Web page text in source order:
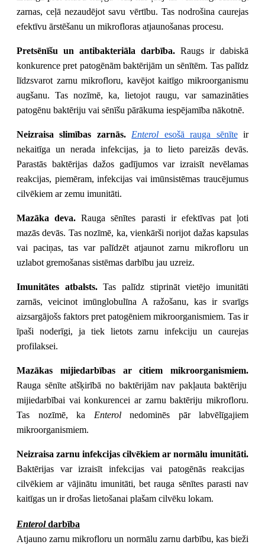
zarnas, ceļā nezaudējot savu vērtību. Tas nodrošina caurejas
efektīvu ārstēšanu un mikrofloras atjaunošanas procesu.
Pretsēnīšu un antibakteriāla darbība. Raugs ir dabiskā
konkurence pret patogēnām baktērijām un sēnītēm. Tas palīdz
līdzsvarot zarnu mikrofloru, kavējot kaitīgo mikroorganismu
augšanu. Tas nozīmē, ka, lietojot raugu, var samazināties
patogēnu baktēriju vai sēnīšu pārākuma iespējamība nākotnē.
Neizraisa slimības zarnās. Enterol esošā rauga sēnīteir
nekaitīga un nerada infekcijas, ja to lieto pareizās devās.
Parastās baktērijas dažos gadījumos var izraisīt nevēlamas
reakcijas, piemēram, infekcijas vai imūnsistēmas traucējumus
cilvēkiem ar zemu imunitāti.
Mazāka deva. Rauga sēnītes parasti ir efektīvas pat ļoti
mazās devās. Tas nozīmē, ka, vienkārši norijot dažas kapsulas
vai paciņas, tas var palīdzēt atjaunot zarnu mikrofloru un
uzlabot gremošanas sistēmas darbību jau uzreiz.
Imunitātes atbalsts.Tas palīdz stiprināt vietējo imunitāti
zarnās, veicinot imūnglobulīna A ražošanu, kas ir svarīgs
aizsargājošs faktors pret patogēniem mikroorganismiem. Tas ir
īpaši noderīgi, ja tiek lietots zarnu infekciju un caurejas
profilaksei.
Mazākas mijiedarbības ar citiem mikroorganismiem.
Rauga sēnīte atšķirībā no baktērijām nav pakļauta baktēriju
mijiedarbībai vai konkurencei ar zarnu baktēriju mikrofloru.
Tas nozīmē, ka Enterol nedominēs pār labvēlīgajiem
mikroorganismiem.
Neizraisa zarnu infekcijas cilvēkiem ar normālu imunitāti.
Baktērijas var izraisīt infekcijas vai patogēnās reakcijas
cilvēkiem ar vājinātu imunitāti, bet rauga sēnītes parasti nav
kaitīgas un ir drošas lietošanai plašam cilvēku lokam.
Enteroldarbība
Atjauno zarnu mikrofloru un normālu zarnu darbību, kas bieži